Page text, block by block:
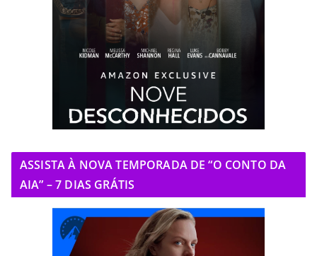
ASSISTA À NOVA TEMPORADA DE “O CONTO DA
AIA” – 7 DIAS GRÁTIS